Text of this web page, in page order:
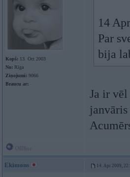
Kopš: 13. Oct 2003
No: Rīga
Ziņojumi: 9066
Braucu ar:
14
Par
bija
Ja ir
Ekimons 14. Apr 2009,